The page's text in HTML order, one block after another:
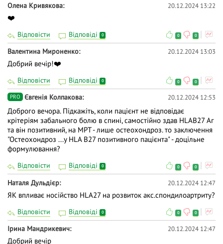
Олена Кривякова 20.12.2024 13:22
❤️
Відповісти Відповіді 0 0 0
Валентина Мироненко 20.12.2024 13:03
Добрий вечір!❤️
Відповісти Відповіді 0 0 0
PRO Євгенія Колпакова 20.12.2024 12:53
Доброго вечора. Підкажіть, коли пацієнт не відповідає
крітеріям забального болю в спині, самостійно здав НLАВ27 Аг
та він позитивний, на МРТ - лише остеохондроз. то заключення
"Остеохондроз ...у HLA B27 позитивного пацієнта" - доцільне
формулювання?
Відповісти Відповіді 0 0 0
Наталя Дульдієр 20.12.2024 12:47
ЯК впливає носійство HLA27 на розвиток акс.спондилоартриту?
Відповісти Відповіді 0 0 0
Ірина Мандрикевич 20.12.2024 12:47
Добрий вечір